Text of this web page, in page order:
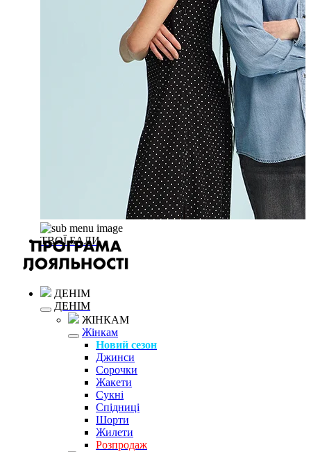
ТВОЇ БАЛИ
ДЕНІМ
ДЕНІМ
ЖІНКАМ
Жінкам
Новий сезон
Джинси
Сорочки
Жакети
Сукні
Спідниці
Шорти
Жилети
Розпродаж